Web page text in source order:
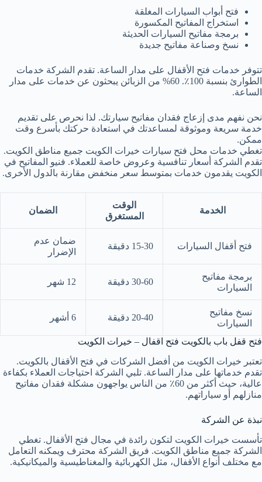
فتح أبواب السيارات المغلقة
استخراج المفاتيح المكسورة
برمجة مفاتيح السيارات الحديثة
نسخ وصناعة مفاتيح جديدة
تتوفر خدمات فتح الأقفال على مدار الساعة. تقدم الشركة خدمات
الطوارئ بنسبة 100٪. 60% من الزبائن يبحثون عن خدمات على مدار
الساعة.
نحن نفهم مدى إزعاج فقدان مفاتيح سيارتك. لذا نحرص على تقديم
خدمة سريعة وموثوقة لمساعدتك في استعادة حركتك بأسرع وقت
ممكن.
تغطي خدمات محل فتح سيارات خيرات الكويت جميع مناطق الكويت.
تقدم الشركة أسعار تنافسية وعروض خاصة للعملاء. فنيو المفاتيح في
الكويت يقدمون خدمات بمتوسط سعر منخفض مقارنة بالدول الأخرى.
الخدمة
الوقت
المستغرق
الضمان
فتح أقفال السيارات 15-30 دقيقة
ضمان عدم
الإضرار
برمجة مفاتيح
السيارات
30-60 دقيقة 12 شهر
نسخ مفاتيح
السيارات
20-40 دقيقة 6 أشهر
فتح قفل باب بالكويت فتح اقفال – خيرات الكويت
تعتبر خيرات الكويت من أفضل الشركات في فتح الأقفال بالكويت.
تقدم خدماتها على مدار الساعة. تلبي الشركة احتياجات العملاء بكفاءة
عالية، حيث أكثر من 60٪ من الناس يواجهون مشكلة فقدان مفاتيح
منازلهم أو سياراتهم.
نبذة عن الشركة
تأسست خيرات الكويت لتكون رائدة في مجال فتح الأقفال. تغطي
الشركة جميع مناطق الكويت. فريق الشركة محترف ويمكنه التعامل
مع مختلف أنواع الأقفال، مثل الكهربائية والمغناطيسية والميكانيكية.